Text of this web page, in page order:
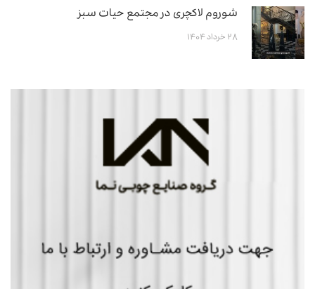
شوروم لاکچری در مجتمع حیات سبز
۲۸ خرداد ۱۴۰۴